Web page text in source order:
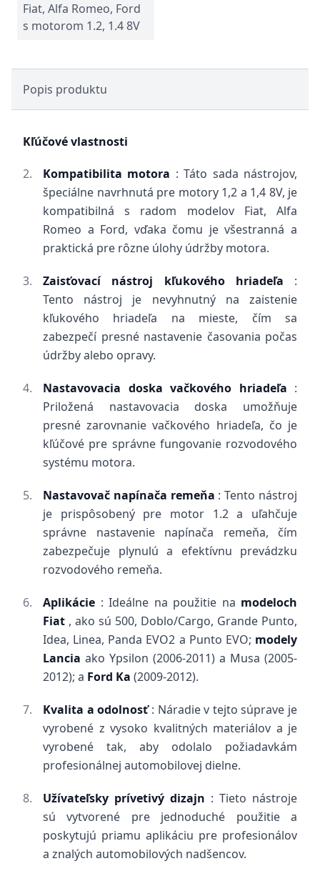
Fiat, Alfa Romeo, Ford
s motorom 1.2, 1.4 8V
Popis produktu
Kľúčové vlastnosti
Kompatibilita motora : Táto sada nástrojov,
špeciálne navrhnutá pre motory 1,2 a 1,4 8V, je
kompatibilná s radom modelov Fiat, Alfa
Romeo a Ford, vďaka čomu je všestranná a
praktická pre rôzne úlohy údržby motora.
Zaisťovací nástroj kľukového hriadeľa :
Tento nástroj je nevyhnutný na zaistenie
kľukového hriadeľa na mieste, čím sa
zabezpečí presné nastavenie časovania počas
údržby alebo opravy.
Nastavovacia doska vačkového hriadeľa :
Priložená nastavovacia doska umožňuje
presné zarovnanie vačkového hriadeľa, čo je
kľúčové pre správne fungovanie rozvodového
systému motora.
Nastavovač napínača remeňa : Tento nástroj
je prispôsobený pre motor 1.2 a uľahčuje
správne nastavenie napínača remeňa, čím
zabezpečuje plynulú a efektívnu prevádzku
rozvodového remeňa.
Aplikácie : Ideálne na použitie na modeloch
Fiat , ako sú 500, Doblo/Cargo, Grande Punto,
Idea, Linea, Panda EVO2 a Punto EVO; modely
Lancia ako Ypsilon (2006-2011) a Musa (2005-
2012); a Ford Ka (2009-2012).
Kvalita a odolnosť: Náradie v tejto súprave je
vyrobené z vysoko kvalitných materiálov a je
vyrobené tak, aby odolalo požiadavkám
profesionálnej automobilovej dielne.
Užívateľsky prívetivý dizajn : Tieto nástroje
sú vytvorené pre jednoduché použitie a
poskytujú priamu aplikáciu pre profesionálov
a znalých automobilových nadšencov.